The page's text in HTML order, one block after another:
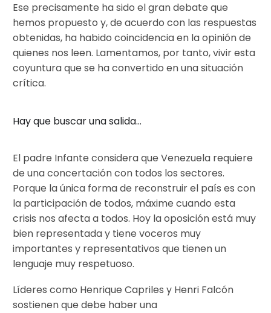
Ese precisamente ha sido el gran debate que
hemos propuesto y, de acuerdo con las respuestas
obtenidas, ha habido coincidencia en la opinión de
quienes nos leen. Lamentamos, por tanto, vivir esta
coyuntura que se ha convertido en una situación
crítica.
Hay que buscar una salida…
El padre Infante considera que Venezuela requiere
de una concertación con todos los sectores.
Porque la única forma de reconstruir el país es con
la participación de todos, máxime cuando esta
crisis nos afecta a todos. Hoy la oposición está muy
bien representada y tiene voceros muy
importantes y representativos que tienen un
lenguaje muy respetuoso.
Líderes como Henrique Capriles y Henri Falcón
sostienen que debe haber una